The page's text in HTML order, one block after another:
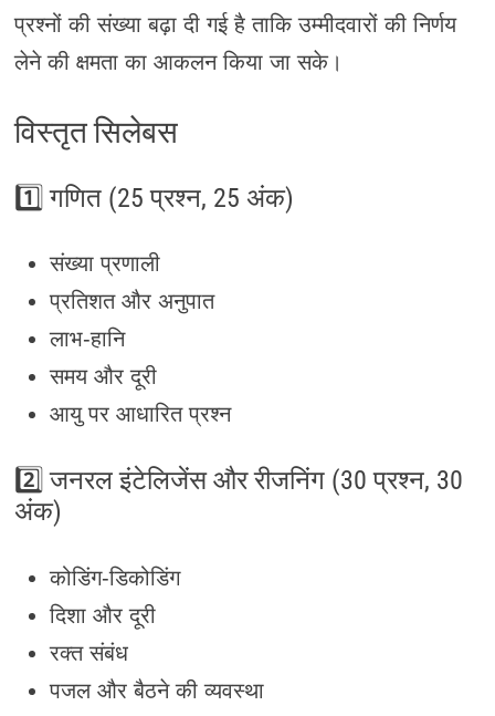
प्रश्नों की संख्या बढ़ा दी गई है ताकि उम्मीदवारों की निर्णय
लेने की क्षमता का आकलन किया जा सके।
विस्तृत सिलेबस
1️⃣ गणित (25 प्रश्न, 25 अंक)
संख्या प्रणाली
प्रतिशत और अनुपात
लाभ-हानि
समय और दूरी
आयु पर आधारित प्रश्न
2️⃣ जनरल इंटेलिजेंस और रीजनिंग (30 प्रश्न, 30
अंक)
कोडिंग-डिकोडिंग
दिशा और दूरी
रक्त संबंध
पजल और बैठने की व्यवस्था